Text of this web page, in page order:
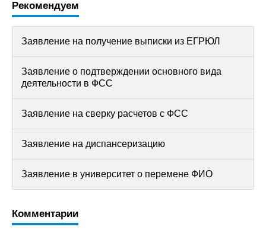
Рекомендуем
Заявление на получение выписки из ЕГРЮЛ
Заявление о подтверждении основного вида
деятельности в ФСС
Заявление на сверку расчетов с ФСС
Заявление на диспансеризацию
Заявление в университет о перемене ФИО
Комментарии